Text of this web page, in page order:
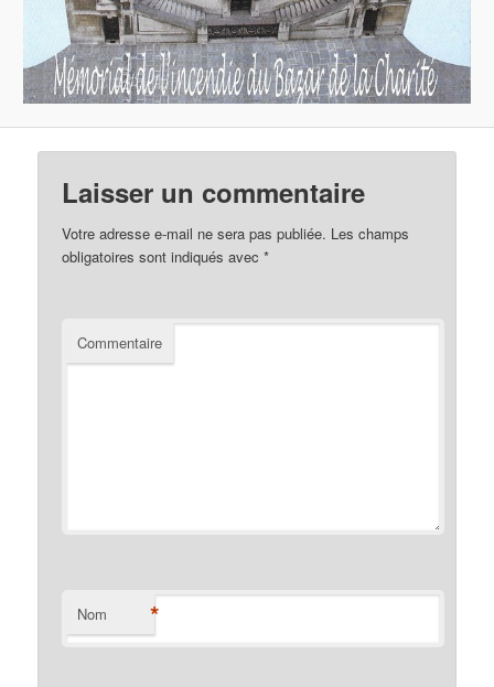
Laisser un commentaire
Votre adresse e-mail ne sera pas publiée. Les champs
obligatoires sont indiqués avec*
Commentaire
Nom *